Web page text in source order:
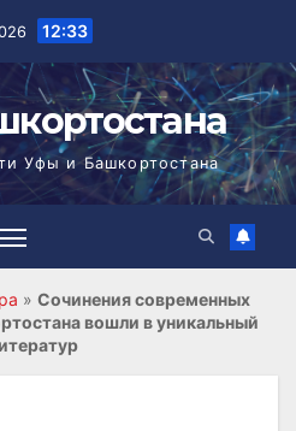
12:33
Уфы и Башкортостана
» Сочинения современных
вошли в уникальный